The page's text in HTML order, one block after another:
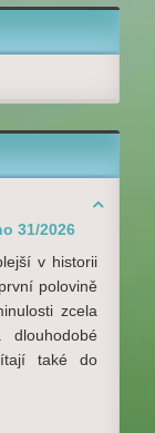
31/2026

v historii
polovině
zcela
také do